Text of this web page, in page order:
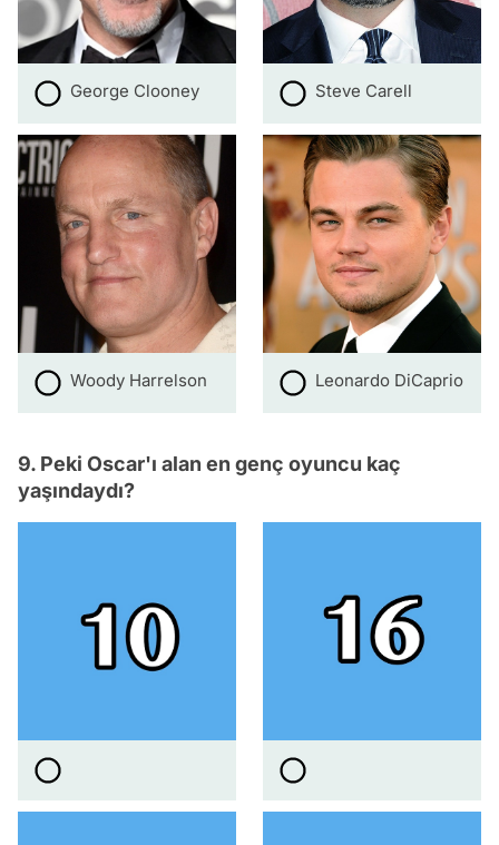
George Clooney Steve Carell
Woody Harrelson Leonardo DiCaprio
9. Peki Oscar'ı alan en genç oyuncu kaç
yaşındaydı?